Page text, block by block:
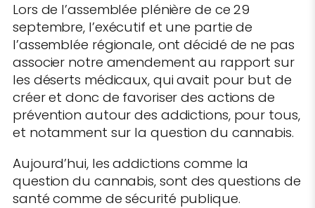
Lors de l’assemblée plénière de ce 29
septembre, l’exécutif et une partie de
l’assemblée régionale, ont décidé de ne pas
associer notre amendement au rapport sur
les déserts médicaux, qui avait pour but de
créer et donc de favoriser des actions de
prévention autour des addictions, pour tous,
et notamment sur la question du cannabis.
Aujourd’hui, les addictions comme la
question du cannabis, sont des questions de
santé comme de sécurité publique.